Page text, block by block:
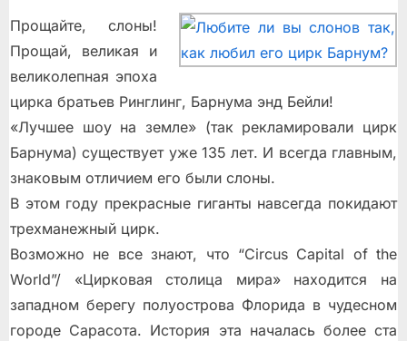
Прощайте, слоны!
Прощай, великая и
великолепная эпоха
цирка братьев Ринглинг, Барнума энд Бейли!
«Лучшее шоу на земле» (так рекламировали цирк
Барнума) существует уже 135 лет. И всегда главным,
знаковым отличием его были слоны.
В этом году прекрасные гиганты навсегда покидают
трехманежный цирк.
Возможно не все знают, что “Circus Capital of the
World”/ «Цирковая столица мира» находится на
западном берегу полуострова Флорида в чудесном
городе Сарасота. История эта началась более ста